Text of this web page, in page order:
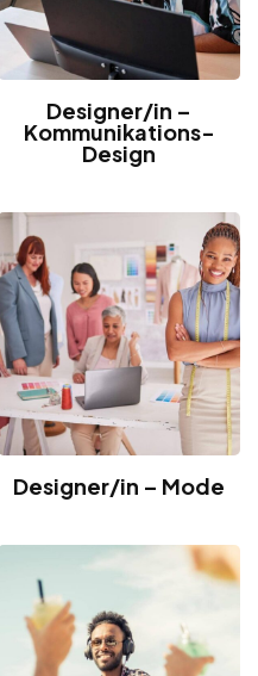
Designer/in –
Kommunikations-
Design
Designer/in – Mode